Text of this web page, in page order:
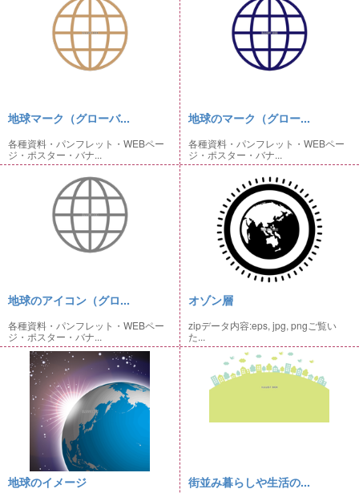
地球マーク（グローバ...
各種資料・パンフレット・WEBペー
ジ・ポスター・バナ...
地球のマーク（グロー...
各種資料・パンフレット・WEBペー
ジ・ポスター・バナ...
地球のアイコン（グロ...
各種資料・パンフレット・WEBペー
ジ・ポスター・バナ...
オゾン層
zipデータ内容:eps, jpg, pngご覧い
た...
地球のイメージ 街並み暮らしや生活の...